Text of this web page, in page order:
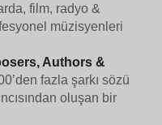
film, radyo &
müzisyenleri
Authors &
fazla şarkı sözü
oluşan bir